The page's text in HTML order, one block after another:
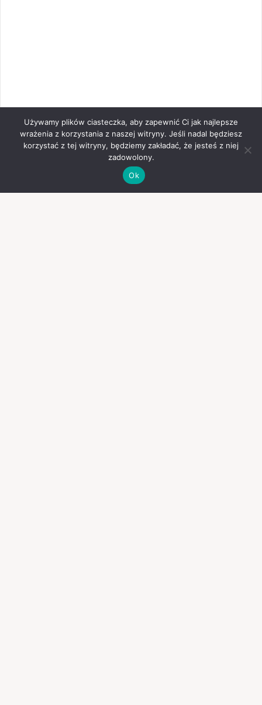
Używamy plików ciasteczka, aby zapewnić Ci jak najlepsze
wrażenia z korzystania z naszej witryny. Jeśli nadal będziesz
korzystać z tej witryny, będziemy zakładać, że jesteś z niej
zadowolony.
Ok